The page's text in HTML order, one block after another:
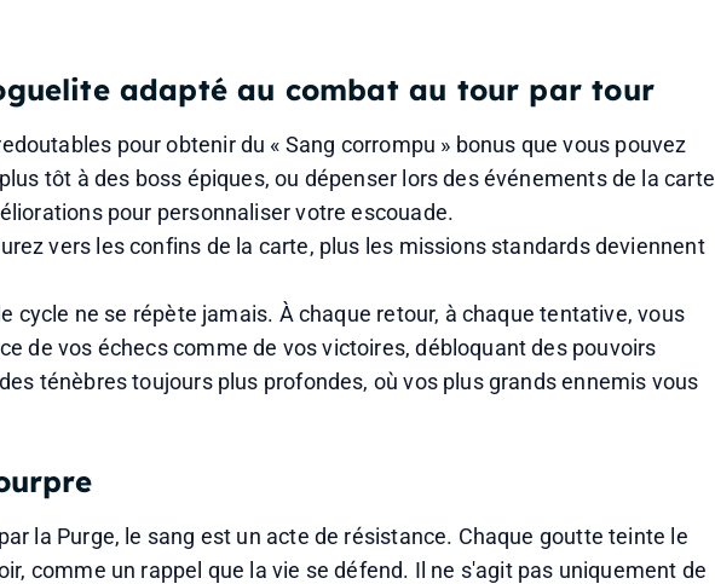
adapté au combat au tour par tour
pour obtenir du « Sang corrompu » bonus que vous pouvez
tôt à des boss épiques, ou dépenser lors des événements de la carte
pour personnaliser votre escouade.
vers les confins de la carte, plus les missions standards deviennent
cycle ne se répète jamais. À chaque retour, à chaque tentative, vous
de vos échecs comme de vos victoires, débloquant des pouvoirs
ténèbres toujours plus profondes, où vos plus grands ennemis vous
la Purge, le sang est un acte de résistance. Chaque goutte teinte le
comme un rappel que la vie se défend. Il ne s'agit pas uniquement de